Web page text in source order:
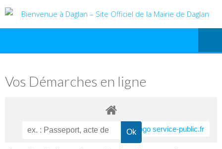
Vos Démarches en ligne